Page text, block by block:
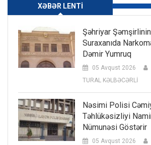
XƏBƏR LENTI
Şəhriyar
Suraxanıda
Dəmir Yumruq
05 Avqust 2026
TURAL KƏLBƏCƏRLİ
Nəsimi Polisi
Təhlükəsizliyi
Nümunəsi Göstərir
05 Avqust 2026